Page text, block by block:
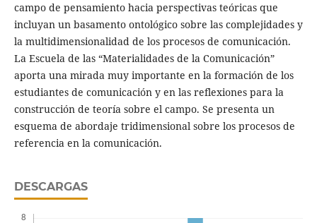
campo de pensamiento hacia perspectivas teóricas que
incluyan un basamento ontológico sobre las complejidades y
la multidimensionalidad de los procesos de comunicación.
La Escuela de las “Materialidades de la Comunicación”
aporta una mirada muy importante en la formación de los
estudiantes de comunicación y en las reflexiones para la
construcción de teoría sobre el campo. Se presenta un
esquema de abordaje tridimensional sobre los procesos de
referencia en la comunicación.
DESCARGAS